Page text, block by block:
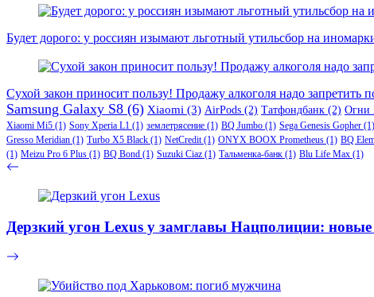
Будет дорого: у россиян изымают льготный утильсбор на
Сухой закон приносит пользу! Продажу алкоголя надо запретить
Samsung Galaxy S8 (6) Xiaomi (3) AirPods (2) Татфондбанк (2) Огни
Xiaomi Mi5 (1) Sony Xperia L1 (1) землетрясение (1) BQ Jumbo (1) Sega Genesis Gopher (1)
Gresso Meridian (1) Turbo X5 Black (1) NetCredit(1) ONYX BOOX Prometheus (1) BQ
(1) Meizu Pro 6 Plus (1) BQ Bond (1) Suzuki Ciaz (1) Тальменка-банк (1) Blu Life Max (1)
Дерзкий угон Lexus у замглавы Нацполиции: новые